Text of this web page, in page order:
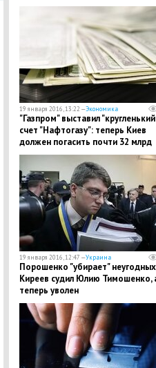
19 января 2016, 13:22 —Экономика
"Газпром" выставил
счет "Нафтогазу": теперь Киев
должен погасить почти 32 млрд
долларов
19 января 2016, 12:47 —Украина
Порошенко "убирает"
Киреев судил Юлию Тимошенко,
теперь уволен